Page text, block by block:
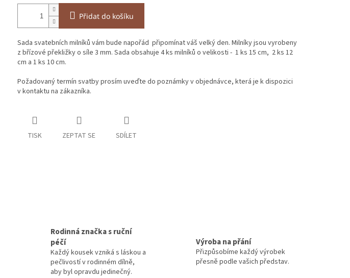
Přidat do košíku
Sada svatebních milníků vám bude napořád připomínat váš velký den. Milníky jsou vyrobeny
z břízové překližky o síle 3 mm. Sada obsahuje 4 ks milníků o velikosti - 1 ks 15 cm, 2 ks 12
cm a 1 ks 10 cm.
Požadovaný termín svatby prosím uveďte do poznámky v objednávce, která je k dispozici
v kontaktu na zákazníka.
TISK ZEPTAT SE SDÍLET
Rodinná značka s ruční
péčí
Každý kousek vzniká s láskou a
pečlivostí v rodinném dílně,
aby byl opravdu jedinečný.
Výroba na přání
Přizpůsobíme každý výrobek
přesně podle vašich představ.